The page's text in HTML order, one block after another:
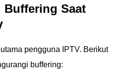
Buffering Saat
pengguna IPTV. Berikut
buffering: